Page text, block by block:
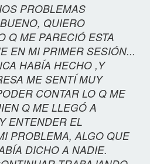
PROBLEMAS
QUIERO
Q ME PARECIÓ ESTA
EN MI PRIMER SESIÓN...
HABÍA HECHO ,Y
ME SENTÍ MUY
CONTAR LO Q ME
Q ME LLEGÓ A
ENTENDER EL
PROBLEMA, ALGO QUE
DICHO A NADIE.